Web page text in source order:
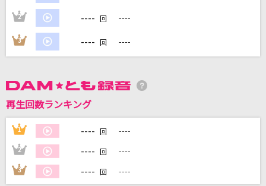
カラオケ最新情報をチェック！
2 ---- 回 ----
3 ---- 回 ----
再生回数ランキング
1 ---- 回 ----
2 ---- 回 ----
3 ---- 回 ----